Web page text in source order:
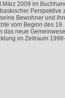
2009 im
Perspektive
Bewohner und
vom Beginn des
neue
im Zeitraum